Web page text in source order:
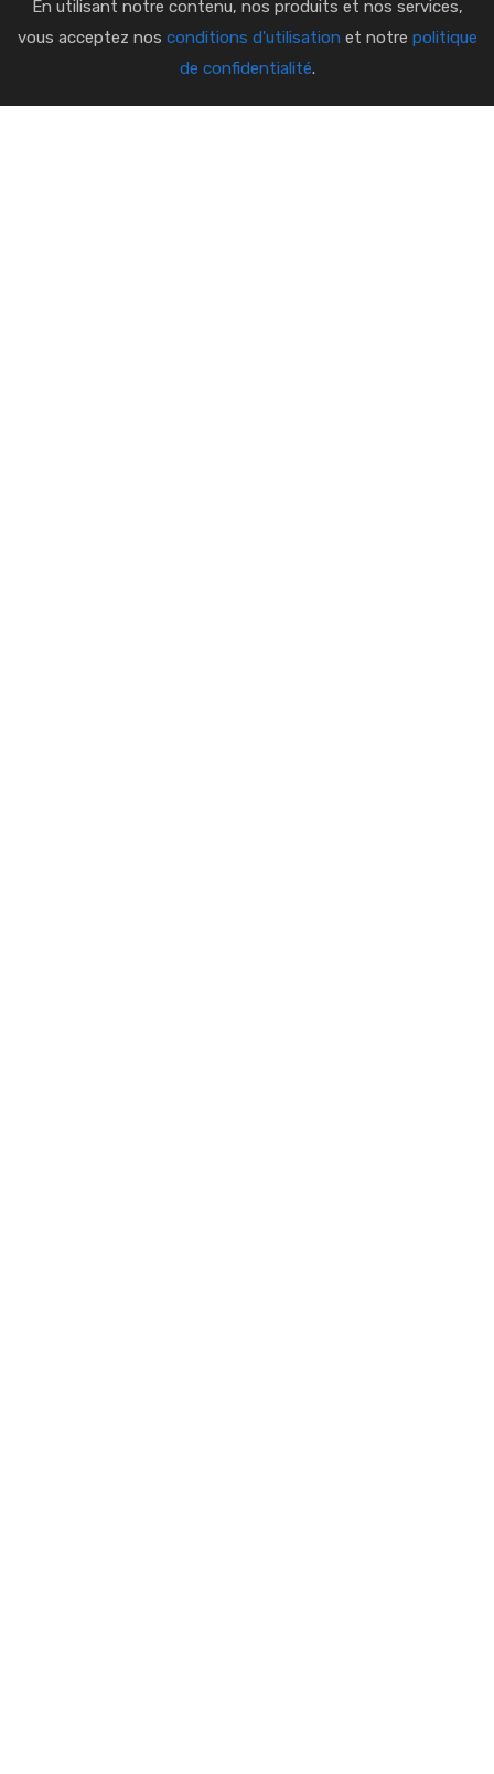
En utilisant notre contenu, nos produits et nos services,
vous acceptez nos conditions d'utilisation et notre politique
de confidentialité.